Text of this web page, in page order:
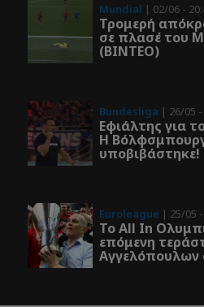
Mundial | 02/06 -
Τρομερή
σε πλασέ του
(ΒΙΝΤΕΟ)
Bundesliga | 26/05
Εφιάλτης για
Η
Euroleague | 25/05
Το All In
επόμενη
Αγγελόπουλων